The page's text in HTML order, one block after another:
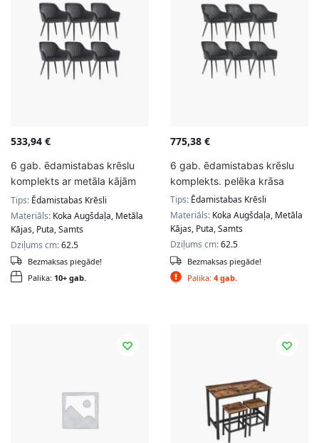
533,94 €
6 gab. ēdamistabas krēslu
komplekts ar metāla kājām
pelēkā krāsā
Tips: Ēdamistabas Krēsli
Materiāls: Koka Augšdaļa, Metāla
Kājas, Puta, Samts
Dziļums cm:62.5
Palika: 10+ gab.
Bezmaksas piegāde!
775,38 €
6 gab. ēdamistabas krēslu
komplekts. pelēka krāsa
Tips: Ēdamistabas Krēsli
Materiāls: Koka Augšdaļa, Metāla
Kājas, Puta, Samts
Dziļums cm:62.5
Palika: 4 gab.
Bezmaksas piegāde!